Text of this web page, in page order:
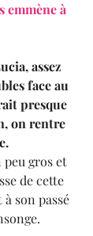
emmène à
assez
face au
presque
on rentre
peu gros et
de cette
son passé